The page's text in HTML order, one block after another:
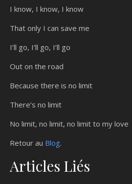
I know, I know, I know
That only I can save me
I’ll go, I’ll go, I’ll go
Out on the road
Because there is no limit
There’s no limit
No limit, no limit, no limit to my love
Retour au Blog.
Articles Liés